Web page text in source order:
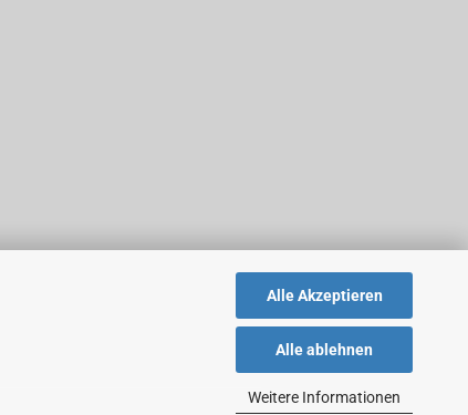
Alle Akzeptieren
Alle ablehnen
Weitere Informationen